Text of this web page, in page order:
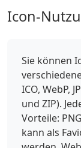
Icon-
Sie können
ICO, WebP,
und ZIP).
Vorteile:
kann als